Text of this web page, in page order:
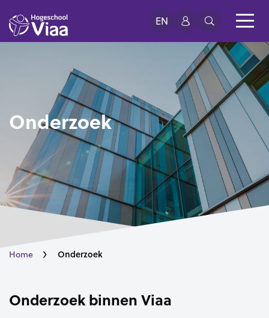
EN
Onderzoek
Home Onderzoek
Onderzoek binnen Viaa